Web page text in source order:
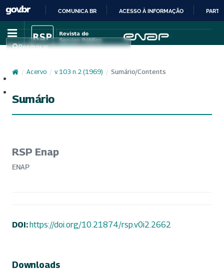
IR
PARA
CONTEÚDO
COMUNICA BR ACESSO À INFORMAÇÃO
Pesquisar
/ Acervo / v. 103 n. 2 (1969) / Sumário/Contents
Sumário
RSP Enap
ENAP
DOI:https://doi.org/10.21874/rsp.v0i2.2662
Downloads